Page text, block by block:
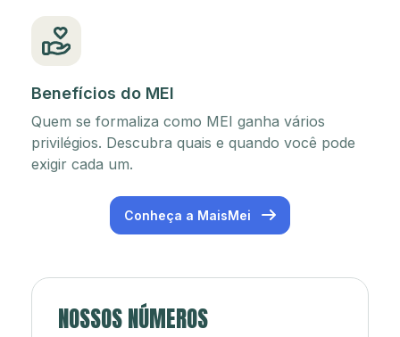
Benefícios do MEI
Quem se formaliza como MEI ganha vários
privilégios. Descubra quais e quando você pode
exigir cada um.
Conheça a MaisMei
NOSSOS NÚMEROS